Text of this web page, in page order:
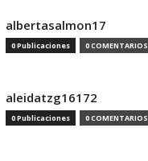
albertasalmon17
0 Publicaciones 0 COMENTARIOS
aleidatzg16172
0 Publicaciones 0 COMENTARIOS